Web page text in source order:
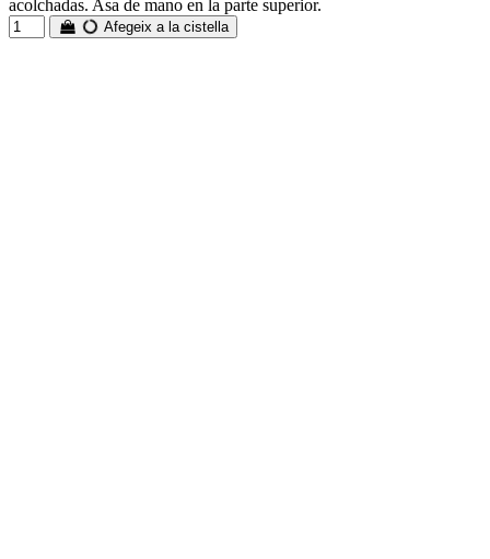
acolchadas. Asa de mano en la parte superior.
Afegeix a la cistella